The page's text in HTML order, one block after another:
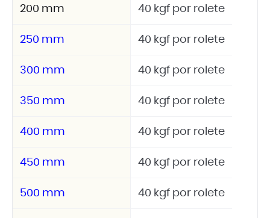
200 mm 40 kgf por rolete
250 mm 40 kgf por rolete
300 mm 40 kgf por rolete
350 mm 40 kgf por rolete
400 mm 40 kgf por rolete
450 mm 40 kgf por rolete
500 mm 40 kgf por rolete